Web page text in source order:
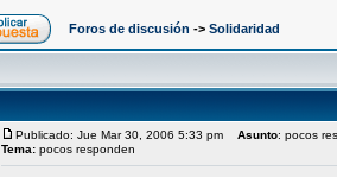
Foros de discusión -> Solidaridad
Publicado: Jue Mar 30, 2006 5:33 pm Asunto: pocos
Tema: pocos responden